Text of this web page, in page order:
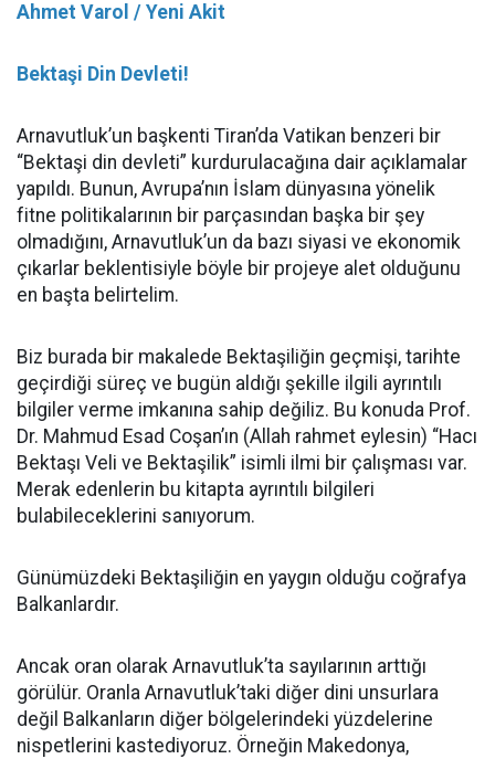
Ahmet Varol / Yeni Akit
Bektaşi Din Devleti!
Arnavutluk’un başkenti Tiran’da Vatikan benzeri bir
“Bektaşi din devleti” kurdurulacağına dair açıklamalar
yapıldı. Bunun, Avrupa’nın İslam dünyasına yönelik
fitne politikalarının bir parçasından başka bir şey
olmadığını, Arnavutluk’un da bazı siyasi ve ekonomik
çıkarlar beklentisiyle böyle bir projeye alet olduğunu
en başta belirtelim.
Biz burada bir makalede Bektaşiliğin geçmişi, tarihte
geçirdiği süreç ve bugün aldığı şekille ilgili ayrıntılı
bilgiler verme imkanına sahip değiliz. Bu konuda Prof.
Dr. Mahmud Esad Coşan’ın (Allah rahmet eylesin) “Hacı
Bektaşı Veli ve Bektaşilik” isimli ilmi bir çalışması var.
Merak edenlerin bu kitapta ayrıntılı bilgileri
bulabileceklerini sanıyorum.
Günümüzdeki Bektaşiliğin en yaygın olduğu coğrafya
Balkanlardır.
Ancak oran olarak Arnavutluk’ta sayılarının arttığı
görülür. Oranla Arnavutluk’taki diğer dini unsurlara
değil Balkanların diğer bölgelerindeki yüzdelerine
nispetlerini kastediyoruz. Örneğin Makedonya,